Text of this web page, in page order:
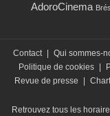
AdoroCinema
Contact Qui sommes-
Politique de cookies
Revue de presse
Retrouvez tous les